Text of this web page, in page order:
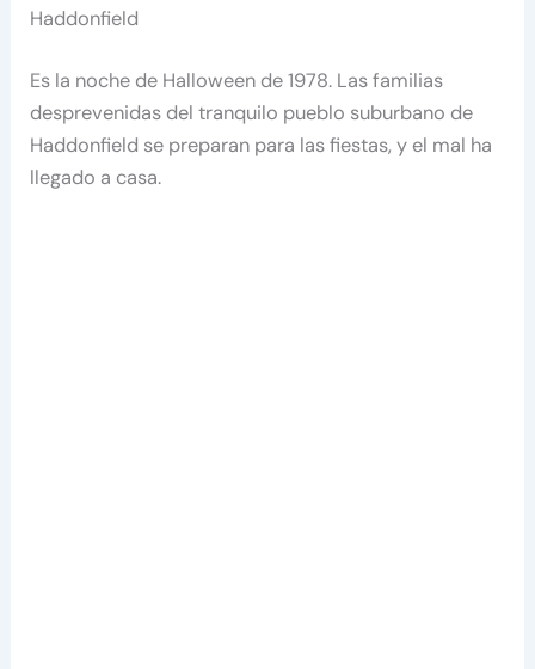
Haddonfield
Es la noche de Halloween de 1978. Las familias
desprevenidas del tranquilo pueblo suburbano de
Haddonfield se preparan para las fiestas, y el mal ha
llegado a casa.